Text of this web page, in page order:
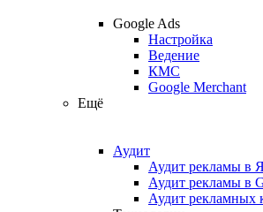
Google Ads
Настройка
Ведение
КМС
Google Merchant
Ещё
Аудит
Аудит рекламы в
Аудит рекламы в
Аудит рекламных